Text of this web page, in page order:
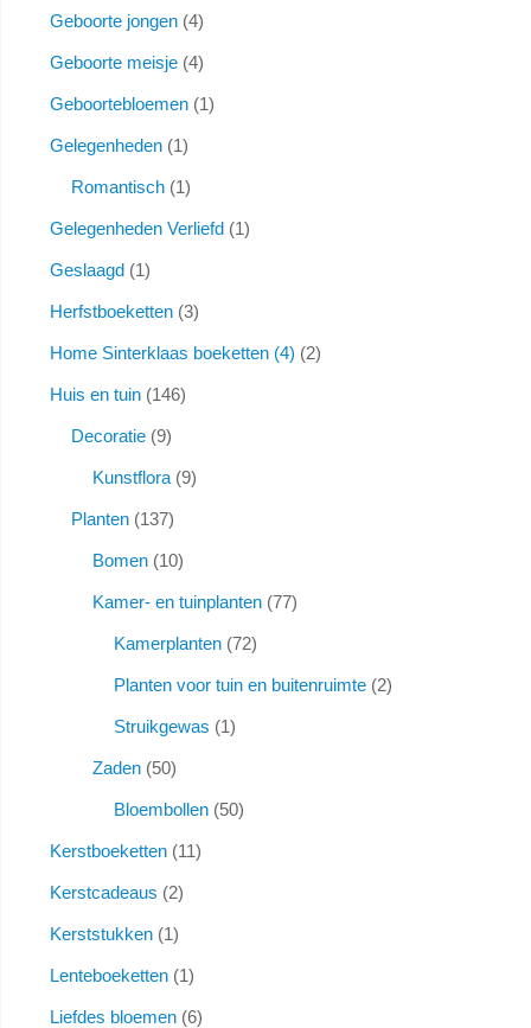
Geboorte jongen 4
Geboorte meisje 4
Geboortebloemen 1
Gelegenheden 1
Romantisch 1
Gelegenheden Verliefd 1
Geslaagd 1
Herfstboeketten 3
Home Sinterklaas boeketten (4) 2
Huis en tuin 146
Decoratie 9
Kunstflora 9
Planten 137
Bomen 10
Kamer- en tuinplanten 77
Kamerplanten 72
Planten voor tuin en buitenruimte 2
Struikgewas 1
Zaden 50
Bloembollen 50
Kerstboeketten 11
Kerstcadeaus 2
Kerststukken 1
Lenteboeketten 1
Liefdes bloemen 6